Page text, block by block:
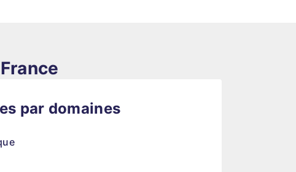
par domaines